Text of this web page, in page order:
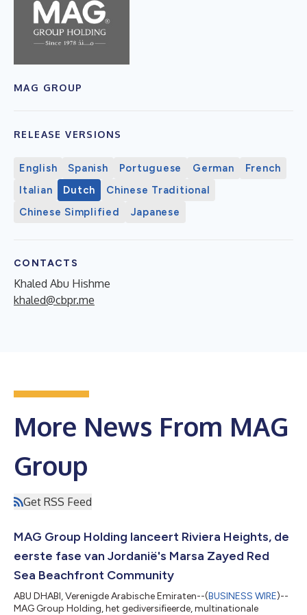
MAG GROUP
RELEASE VERSIONS
English Spanish Portuguese German
French
Italian
Dutch
Chinese Traditional
Chinese Simplified
Japanese
CONTACTS
Khaled Abu Hishme
khaled@cbpr.me
More News From MAG
Group
Get RSS Feed
MAG Group Holding lanceert Riviera Heights, de
eerste fase van Jordanië's Marsa Zayed Red
Sea Beachfront Community
ABU DHABI, Verenigde Arabische Emiraten--(BUSINESS WIRE)--
MAG Group Holding, het gediversifieerde, multinationale